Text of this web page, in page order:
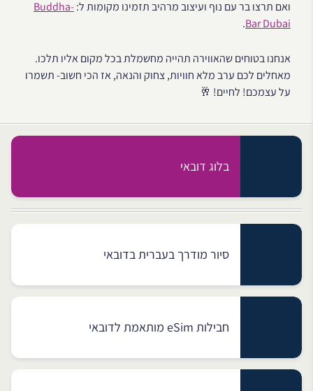
ואם תרצו בר עם נוף ועיצוב מרהיב תזמינו מקומות ל:Buddha-
Bar Dubai
.
אנחנו בטוחים שהאווירה תהייה מחשמלת בכל מקום אליו תלכו.
מאחלים לכם ערב מלא חוויות, צחוק והנאה, אז הכי חשוב- תשמרו
על עצמכם! לחיים! 🥂
בלוג דובאי
סיור מודרך בעברית בדובאי
חבילות eSim מותאמת לדובאי